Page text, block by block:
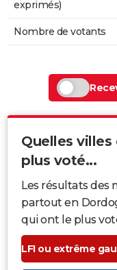
exprimés)
Nombre de votants
Quelles
plus voté...
Les résultats des
partout en
qui ont le plus voté
LFI ou extrême